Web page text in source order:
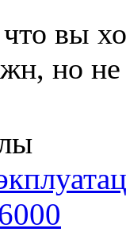
вы
но не